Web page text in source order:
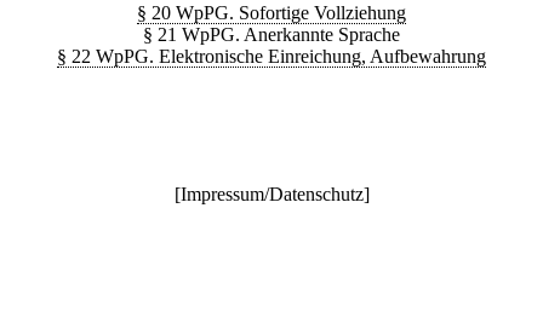
§ 20 WpPG. Sofortige Vollziehung
§ 21 WpPG. Anerkannte Sprache
§ 22 WpPG. Elektronische Einreichung, Aufbewahrung
[Impressum/Datenschutz]